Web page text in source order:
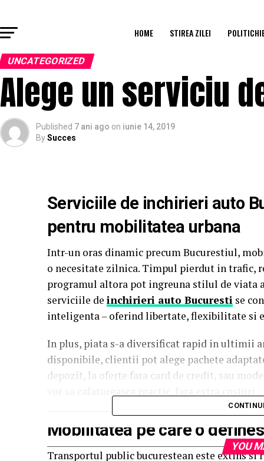
HOME STIREA ZILEI
UNCATEGORIZED
Alege un serviciu
Published 7 ani ago on iunie 14, 2019
BySucces
Serviciile de inchirieri auto
pentru mobilitatea urbana
Intr-un oras dinamic precum Bucurestiul,
o necesitate zilnica. Timpul pierdut in trafic,
programul altora pot ingreuna stilul de viata
serviciile de inchirieri auto Bucuresti se
inteligenta – oferind libertate, flexibilitate si
In plus, piata s-a diversificat rapid in ultimii
disponibile, clientii pot alege pachete
depozit, la oferte fara card de credit, sau
Mobilitatea pe care o
Transportul public bucurestean este extins
YOU